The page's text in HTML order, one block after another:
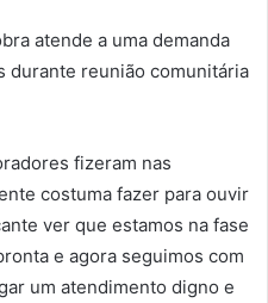
atende a uma demanda
durante reunião comunitária
fizeram nas
costuma fazer para ouvir
ver que estamos na fase
e agora seguimos com
um atendimento digno e